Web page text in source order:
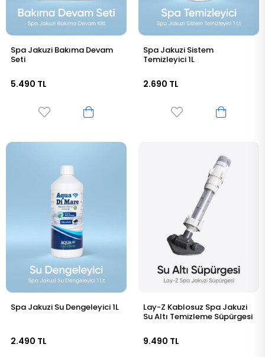
Spa Jakuzi Bakıma Devam
Seti
5.490 TL
Spa Jakuzi Sistem
Temizleyici 1L
2.690 TL
Spa Jakuzi Su Dengeleyici 1L
2.490 TL
Lay-Z Kablosuz Spa Jakuzi
Su Altı Temizleme Süpürgesi
9.490 TL